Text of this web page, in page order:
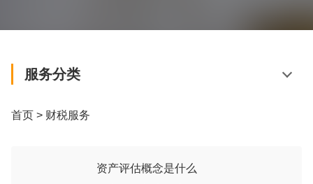
服务分类
首页 > 财税服务
资产评估概念是什么